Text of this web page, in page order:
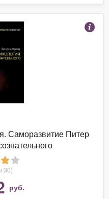
Саморазвитие Питер
30)
руб.